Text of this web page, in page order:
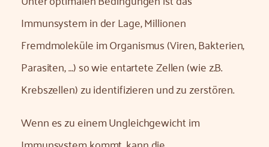
Immunsystem in der Lage, Millionen
Fremdmoleküle im Organismus (Viren, Bakterien,
Parasiten, …) so wie entartete Zellen (wie z.B.
Krebszellen) zu identifizieren und zu zerstören.
Wenn es zu einem Ungleichgewicht im